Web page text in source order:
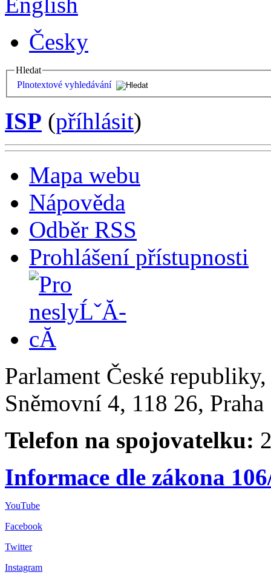
Česky
Hledat
Plnotextové vyhledávání
ISP (příhlásit)
Mapa webu
Nápověda
Odběr RSS
Prohlášení přístupnosti
Parlament České
Sněmovní 4, 118 26,
Telefon na spojovatelku:
Informace dle zákona
YouTube
Facebook
Twitter
Instagram